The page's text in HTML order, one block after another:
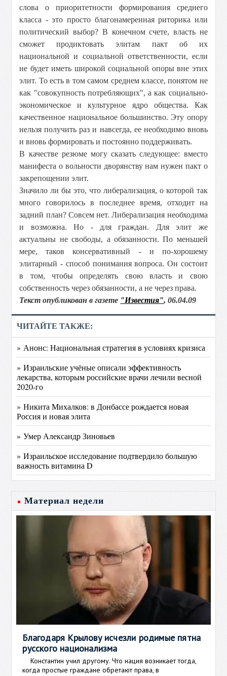
слова о приоритетности формирования среднего
класса - это просто благонамеренная риторика или
политический выбор? В конечном счете, власть не
сможет продиктовать элитам пакт об их
национальной и социальной ответственности, если
не будет иметь широкой социальной опоры вне этих
элит. То есть в том самом среднем классе, понятом не
как "совокупность потребляющих", а как социально-
экономическое и культурное ядро общества. Как
качественное национальное большинство. Эту опору
нельзя получить раз и навсегда, ее необходимо вновь
и вновь формировать и постоянно поддерживать.
В качестве резюме могу сказать следующее: вместо
манифеста о вольности дворянству нам нужен пакт о
закрепощении элит.
Значило ли бы это, что либерализация, о которой так
много говорилось в последнее время, отходит на
задний план? Совсем нет. Либерализация необходима
и возможна. Но - для граждан. Для элит же
актуальны не свободы, а обязанности. По меньшей
мере, таков консервативный - и по-хорошему
элитарный - способ понимания вопроса. Он состоит
в том, чтобы определять свою власть и свою
собственность через обязанности, а не через права.
Текст опубликован в газете "Известия", 06.04.09
ЧИТАЙТЕ ТАКЖЕ:
» Анонс: Национальная стратегия в условиях кризиса
» Израильские учёные описали эффективность
лекарства, которым российские врачи лечили весной
2020-го
» Никита Михалков: в Донбассе рождается новая
Россия и новая элита
» Умер Александр Зиновьев
» Израильское исследование подтвердило большую
важность витамина D
Материал недели
Благодаря Крылову исчезли родимые пятна
русского национализма
Константин учил другому. Что нация возникает тогда,
когда простые граждане обретают права, в